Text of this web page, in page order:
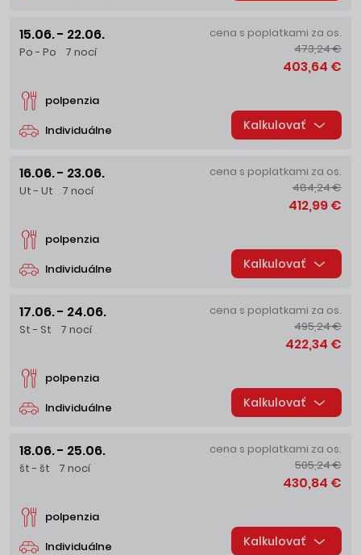
15.06. - 22.06.
Po - Po 7 nocí
Individuálne
polpenzia
cena s poplatkami za os.
473,24 €
403,64 €
Kalkulovať
16.06. - 23.06.
Ut - Ut 7 nocí
Individuálne
polpenzia
cena s poplatkami za os.
484,24 €
412,99 €
Kalkulovať
17.06. - 24.06.
St - St 7 nocí
Individuálne
polpenzia
cena s poplatkami za os.
495,24 €
422,34 €
Kalkulovať
18.06. - 25.06.
št - št 7 nocí
Individuálne
polpenzia
cena s poplatkami za os.
505,24 €
430,84 €
Kalkulovať